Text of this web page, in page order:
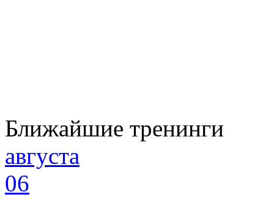
Ближайшие тренинги
августа
06